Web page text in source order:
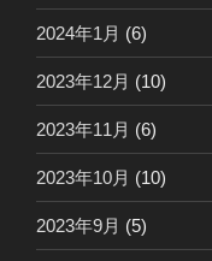
2024年1月 (6)
2023年12月 (10)
2023年11月 (6)
2023年10月 (10)
2023年9月 (5)